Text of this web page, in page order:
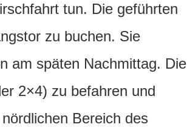
tun. Die geführten
zu buchen. Sie
am späten Nachmittag. Die
2×4) zu befahren und
Bereich des